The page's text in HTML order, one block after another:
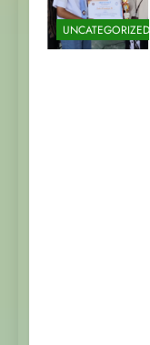
UNCATEGORIZED